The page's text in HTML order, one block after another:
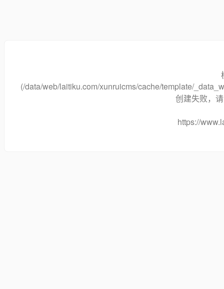
(/data/web/laitiku.com/xunruicms/cache/template/
创建失败，
https://